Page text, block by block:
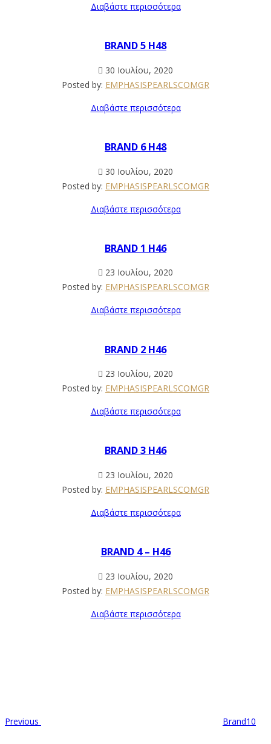
Διαβάστε περισσότερα
BRAND 5 H48
30 Ιουλίου, 2020
Posted by: EMPHASISPEARLSCOMGR
Διαβάστε περισσότερα
BRAND 6 H48
30 Ιουλίου, 2020
Posted by: EMPHASISPEARLSCOMGR
Διαβάστε περισσότερα
BRAND 1 H46
23 Ιουλίου, 2020
Posted by: EMPHASISPEARLSCOMGR
Διαβάστε περισσότερα
BRAND 2 H46
23 Ιουλίου, 2020
Posted by: EMPHASISPEARLSCOMGR
Διαβάστε περισσότερα
BRAND 3 H46
23 Ιουλίου, 2020
Posted by: EMPHASISPEARLSCOMGR
Διαβάστε περισσότερα
BRAND 4 – H46
23 Ιουλίου, 2020
Posted by: EMPHASISPEARLSCOMGR
Διαβάστε περισσότερα
Previous Brand10